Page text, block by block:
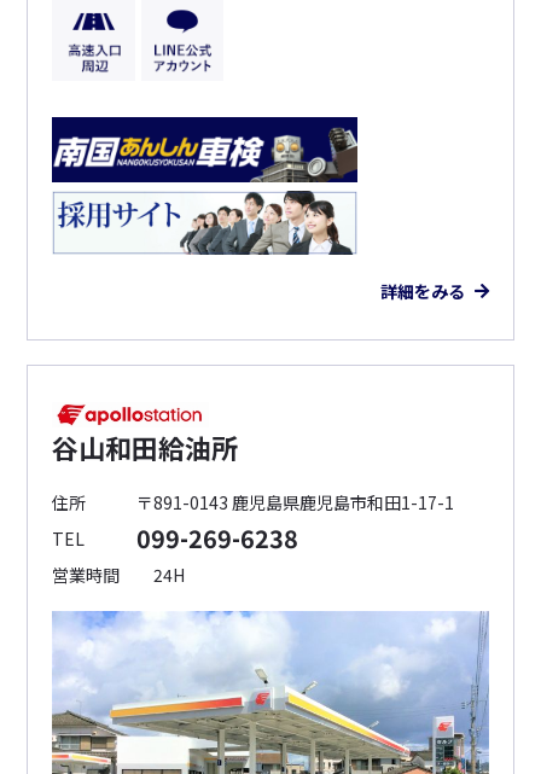
詳細をみる
谷山和田給油所
住所
〒891-0143 鹿児島県鹿児島市和田1-17-1
TEL
099-269-6238
営業時間 24H